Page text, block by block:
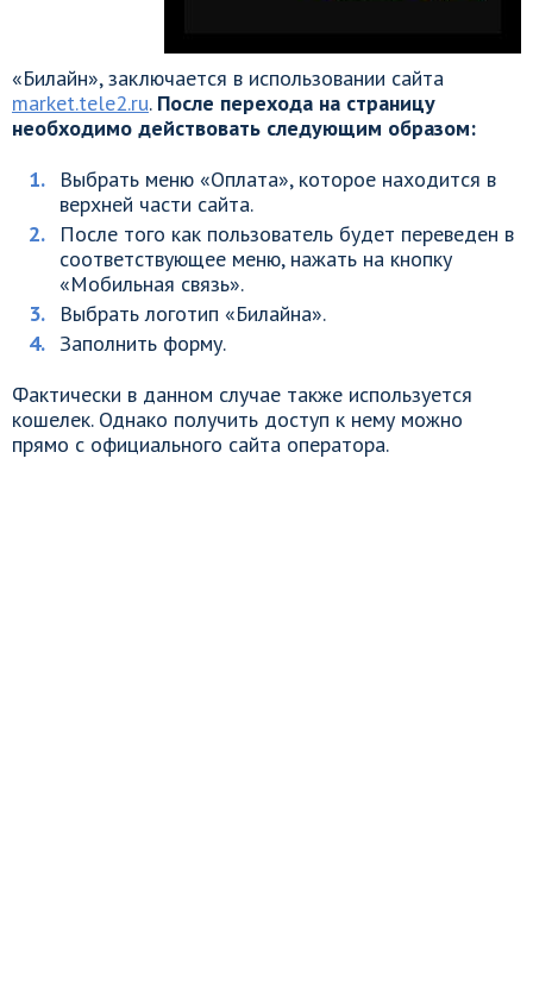
«Билайн», заключается в использовании сайта
market.tele2.ru. После перехода на страницу
необходимо действовать следующим образом:
Выбрать меню «Оплата», которое находится в
верхней части сайта.
После того как пользователь будет переведен в
соответствующее меню, нажать на кнопку
«Мобильная связь».
Выбрать логотип «Билайна».
Заполнить форму.
Фактически в данном случае также используется
кошелек. Однако получить доступ к нему можно
прямо с официального сайта оператора.